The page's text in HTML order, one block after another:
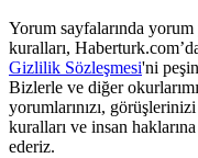
Yorum sayfalarında
kuralları,
Gizlilik Sözleşmesi'ni
Bizlerle ve diğer
yorumlarınızı,
kuralları ve insan
ederiz.